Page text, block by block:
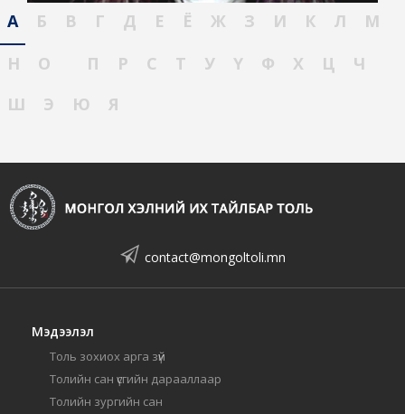
А Б В Г Д Е Ё Ж З И К Л
М
Н
О П Р С Т У Ү Ф Х Ц
Ч
Ш
Э Ю Я
contact@mongoltoli.mn
Мэдээлэл
Толь зохиох арга зүй
Толийн сан үсгийн дарааллаар
Толийн зургийн сан